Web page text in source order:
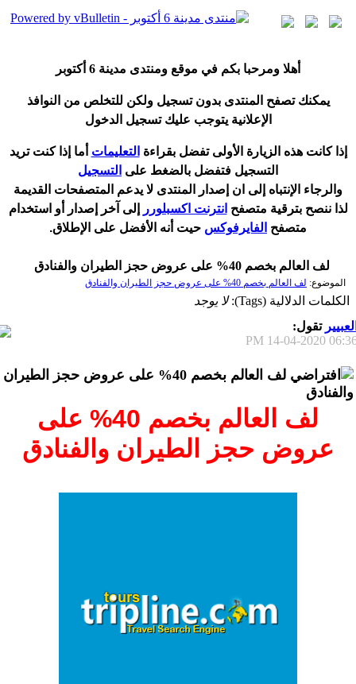
هلا ومرحبا بكم في موقع ومنتدى مدينة 6 أكتوبر
يمكنك تصفح المنتدى بدون تسجيل ولكن للتخلص من النوافذ
الإعلانية يتوجب عليك تسجيل الدخول
إذا كانت هذه الزيارة الأولى تفضل بقراءة التعليمات ما إذا كنت تريد
التسجيل فتفضل بالضغط على التسجيل
والرجاء الإنتباه إلى ان إصدار المنتدى لا يدعم المتصفحات القديمة
لذا ننصح بترقية متصفح انترنت اكسبلورر إلى آخر إصدار أو استخدام
متصفح الفايرفوكس حيت نه الأفضل على الإطلاق.
لف العالم بخصم 40% على عروض حجز الطيران والفنادق
الموضوع: لف العالم بخصم 40% على عروض حجز الطيران والفنادق
الكلمات الدلالية (Tags):
لا يوجد
تقول:
14-04-2020 06:36
لف العالم بخصم 40% على عروض حجز الطيران
والفنادق
لف العالم بخصم 40% على
عروض حجز الطيران والفنادق